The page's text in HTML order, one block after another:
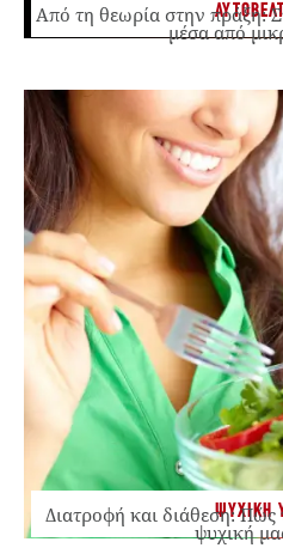
Από τη θεωρία στην πράξη:
μέσα από
ΨΥΧΙΚΗ
Διατροφή και διάθεση: Πώς
ψυχική